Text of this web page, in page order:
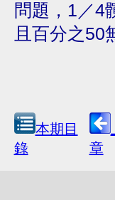
問題，1／4
且百分之50
本期目
錄
章